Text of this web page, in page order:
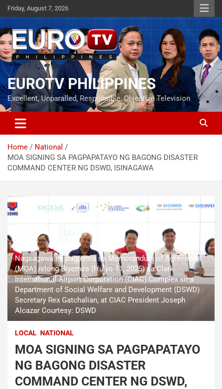
Skip
to
content
Friday, August 7, 2026
EUROTV PHILIPPINES
Excellent, Unparalled, Responsible, Objective Television
Home
National
MOA SIGNING SA PAGPAPATAYO NG BAGONG DISASTER
COMMAND CENTER NG DSWD, ISINAGAWA
Nagsagawa ng pagpirma sa Memorandum of Agreement
(MOA) nitong Biyernes (Hulyo 11, 2025) sa Clark
International Airport Corporation (CIAC) Complex sina
Department of Social Welfare and Development (DSWD)
Secretary Rex Gatchalian, at CIAC President Joseph
Alcazar Courtesy: DSWD
LOCAL NATIONAL
MOA SIGNING SA PAGPAPATAYO
NG BAGONG DISASTER
COMMAND CENTER NG DSWD,